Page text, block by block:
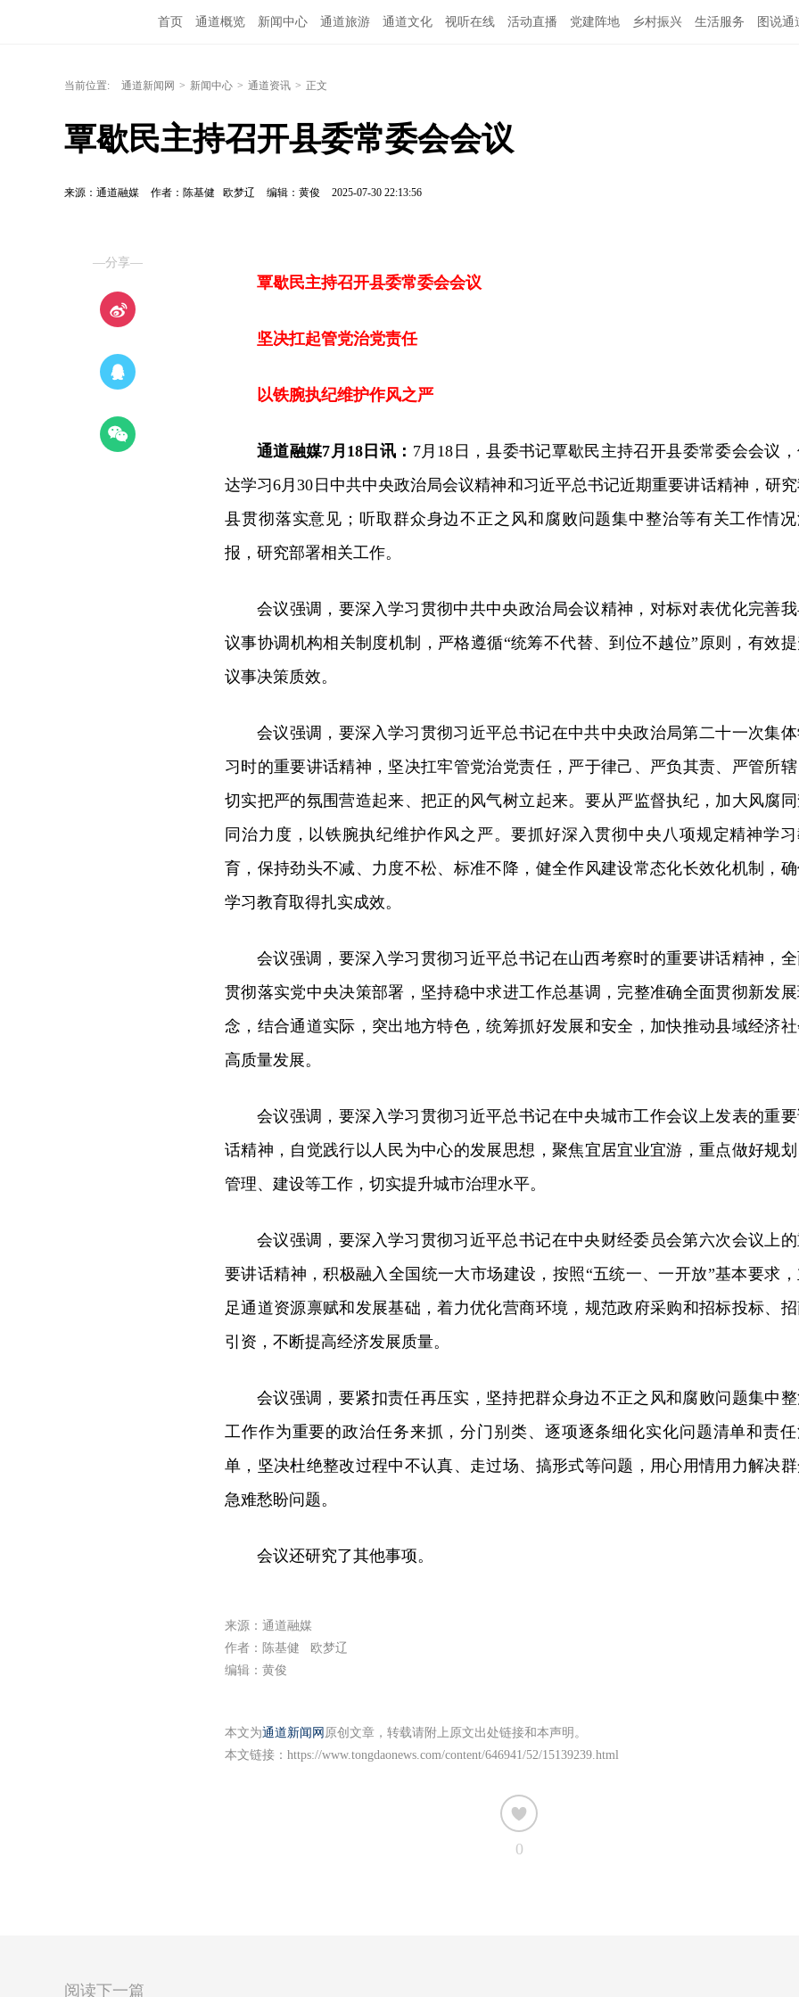
首页 通道概览 新闻中心 通道旅游 通道文化 视听在线 活动直播 党建阵地 乡村振兴 生活服务 图说通
当前位置: 通道新闻网 > 新闻中心 > 通道资讯 > 正文
覃歇民主持召开县委常委会会议
来源：通道融媒 作者：陈基健 欧梦辽 编辑：黄俊 2025-07-30 22:13:56
—分享—
覃歇民主持召开县委常委会会议
坚决扛起管党治党责任
以铁腕执纪维护作风之严
通道融媒7月18日讯： 7月18日，县委书记覃歇民主持召开县委常委会会议
达学习6月30日中共中央政治局会议精神和习近平总书记近期重要讲话精神，研
县贯彻落实意见；听取群众身边不正之风和腐败问题集中整治等有关工作情况
报，研究部署相关工作。
会议强调，要深入学习贯彻中共中央政治局会议精神，对标对表优化完善
议事协调机构相关制度机制，严格遵循“统筹不代替、到位不越位”原则，有效
议事决策质效。
会议强调，要深入学习贯彻习近平总书记在中共中央政治局第二十一次集
习时的重要讲话精神，坚决扛牢管党治党责任，严于律己、严负其责、严管所辖
切实把严的氛围营造起来、把正的风气树立起来。要从严监督执纪，加大风腐
同治力度，以铁腕执纪维护作风之严。要抓好深入贯彻中央八项规定精神学习
育，保持劲头不减、力度不松、标准不降，健全作风建设常态化长效化机制，
学习教育取得扎实成效。
会议强调，要深入学习贯彻习近平总书记在山西考察时的重要讲话精神，全
贯彻落实党中央决策部署，坚持稳中求进工作总基调，完整准确全面贯彻新发
念，结合通道实际，突出地方特色，统筹抓好发展和安全，加快推动县域经济
高质量发展。
会议强调，要深入学习贯彻习近平总书记在中央城市工作会议上发表的重
话精神，自觉践行以人民为中心的发展思想，聚焦宜居宜业宜游，重点做好规划
管理、建设等工作，切实提升城市治理水平。
会议强调，要深入学习贯彻习近平总书记在中央财经委员会第六次会议上
要讲话精神，积极融入全国统一大市场建设，按照“五统一、一开放”基本要求
足通道资源禀赋和发展基础，着力优化营商环境，规范政府采购和招标投标、
引资，不断提高经济发展质量。
会议强调，要紧扣责任再压实，坚持把群众身边不正之风和腐败问题集中
工作作为重要的政治任务来抓，分门别类、逐项逐条细化实化问题清单和责
单，坚决杜绝整改过程中不认真、走过场、搞形式等问题，用心用情用力解决
急难愁盼问题。
会议还研究了其他事项。
来源：通道融媒
作者：陈基健 欧梦辽
编辑：黄俊
本文为通道新闻网 原创文章，转载请附上原文出处链接和本声明。
本文链接： https://www.tongdaonews.com/content/646941/52/15139239.html
0
阅读下一篇